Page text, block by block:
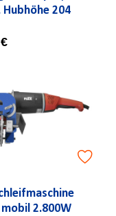
Hubhöhe 204
mobil 2.800W